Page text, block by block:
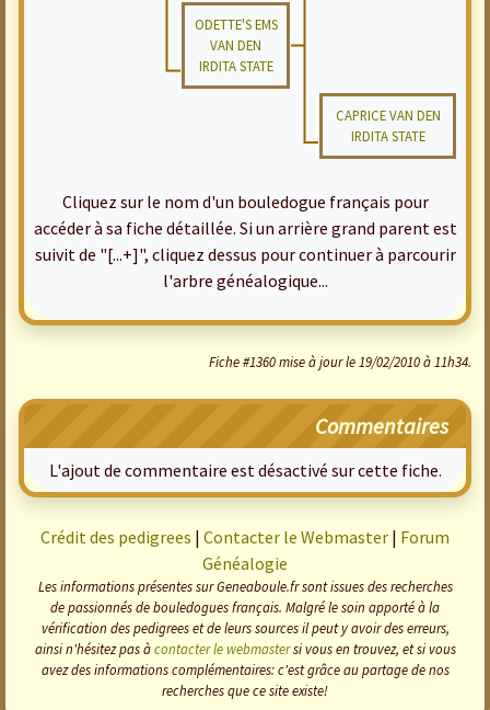
ODETTE'S EMS
VAN DEN
IRDITA STATE
CAPRICE VAN DEN
IRDITA STATE
Cliquez sur le nom d'un bouledogue français pour
accéder à sa fiche détaillée. Si un arrière grand parent est
suivit de "[...+]", cliquez dessus pour continuer à parcourir
l'arbre généalogique...
Fiche #1360 mise à jour le 19/02/2010 à 11h34.
Commentaires
L'ajout de commentaire est désactivé sur cette fiche.
Crédit des pedigrees | Contacter le Webmaster | Forum
Généalogie
Les informations présentes sur Geneaboule.fr sont issues des recherches
de passionnés de bouledogues français. Malgré le soin apporté à la
vérification des pedigrees et de leurs sources il peut y avoir des erreurs,
ainsi n'hésitez pas àcontacter le webmastersi vous en trouvez, et si vous
avez des informations complémentaires: c'est grâce au partage de nos
recherches que ce site existe!